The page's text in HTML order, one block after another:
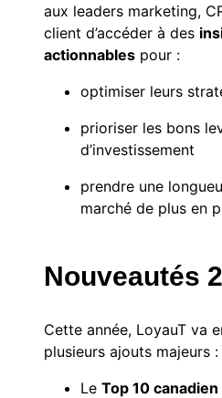
aux leaders marketing,
client d’accéder à des
actionnables pour :
optimiser leurs
prioriser les bons
d’investissement
prendre une
marché de plus en
Nouveautés
Cette année, LoyauT va
plusieurs ajouts majeurs :
Le Top 10 canadien